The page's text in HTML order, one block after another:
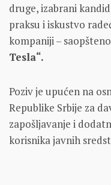
druge, izabrani
praksu i iskustvo
kompaniji –
Tesla“.
Poziv je upućen na
Republike Srbije za
zapošljavanje i
korisnika javnih